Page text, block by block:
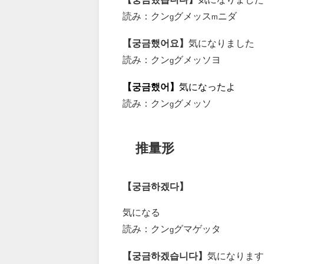
読み：クンgグメッス m ニダ
【궁금했어요】 気になりました
読み：クンgグメッソヨ
【궁금했어】 気になったよ
読み：クンgグメッソ
推量形
【궁금하겠다】
気になる
読み：クンgグマゲッタ
【궁금하겠습니다】 気になります